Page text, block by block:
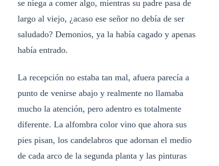
se niega a comer algo, mientras su padre pasa de
largo al viejo, ¿acaso ese señor no debía de ser
saludado? Demonios, ya la había cagado y apenas
había entrado.
La recepción no estaba tan mal, afuera parecía a
punto de venirse abajo y realmente no llamaba
mucho la atención, pero adentro es totalmente
diferente. La alfombra color vino que ahora sus
pies pisan, los candelabros que adornan el medio
de cada arco de la segunda planta y las pinturas